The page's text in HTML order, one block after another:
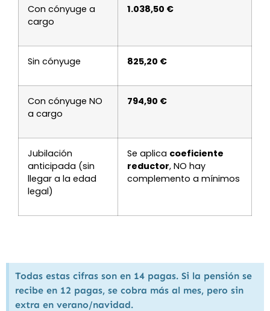
Con cónyuge a
cargo
1.038,50 €
Sin cónyuge 825,20 €
Con cónyuge NO
a cargo
794,90 €
Jubilación
anticipada (sin
llegar a la edad
legal)
Se aplica coeficiente
reductor, NO hay
complemento a mínimos
Todas estas cifras son en 14 pagas. Si la pensión se
recibe en 12 pagas, se cobra más al mes, pero sin
extra en verano/navidad.